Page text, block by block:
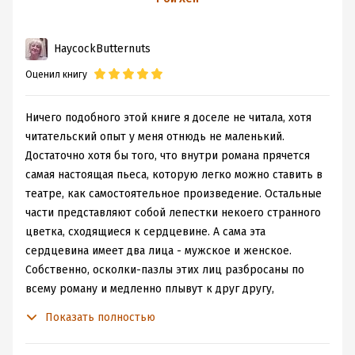
Пять рождений одного. Пять попыток обрести
гармонию. Четыре неудачи
полем для домыслов. И пусть обычно, такого рода
заключения меня расстраивают, здесь нельзя было
иначе и это меня устраивает.
Не могу сказать, что книга зайдёт абсолютно каждому.
Повествование и история необычны. Сюжет затягивает
в колею размышлений автора. Меняет реальность на
время чтения.
И, в некоторых руках, «Души» Рои Хена будут пустыми.
В других же, воплотятся кладом мудрости.
HaycockButternuts
Оценил книгу
Ничего подобного этой книге я доселе не читала, хотя
читательский опыт у меня отнюдь не маленький.
Достаточно хотя бы того, что внутри романа прячется
самая настоящая пьеса, которую легко можно ставить в
театре, как самостоятельное произведение. Остальные
части представляют собой лепестки некоего странного
цветка, сходящиеся к сердцевине. А сама эта
сердцевина имеет два лица - мужское и женское.
Собственно, осколки-пазлы этих лиц разбросаны по
всему роману и медленно плывут к друг другу,
Показать полностью